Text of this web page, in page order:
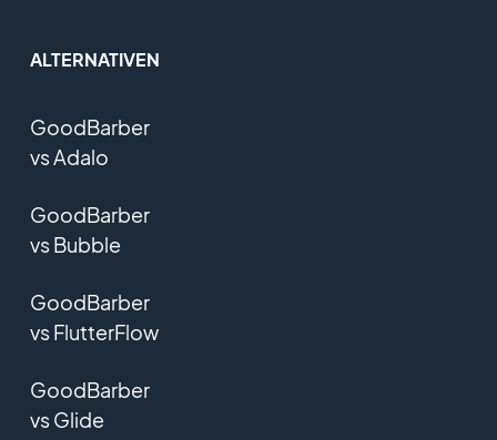
ALTERNATIVEN
GoodBarber
vs Adalo
GoodBarber
vs Bubble
GoodBarber
vs FlutterFlow
GoodBarber
vs Glide